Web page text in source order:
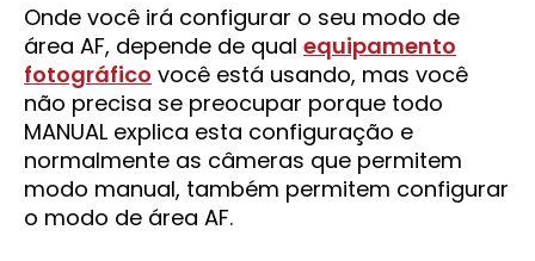
Onde você irá configurar o seu modo de
área AF, depende de qual equipamento
fotográfico você está usando, mas você
não precisa se preocupar porque todo
MANUAL explica esta configuração e
normalmente as câmeras que permitem
modo manual, também permitem configurar
o modo de área AF.